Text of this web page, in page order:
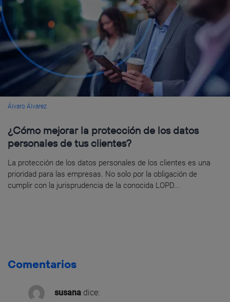
Álvaro Álvarez
¿Cómo mejorar la protección de los datos
personales de tus clientes?
La protección de los datos personales de los clientes es una
prioridad para las empresas. No solo por la obligación de
cumplir con la jurisprudencia de la conocida LOPD...
Comentarios
susana dice: